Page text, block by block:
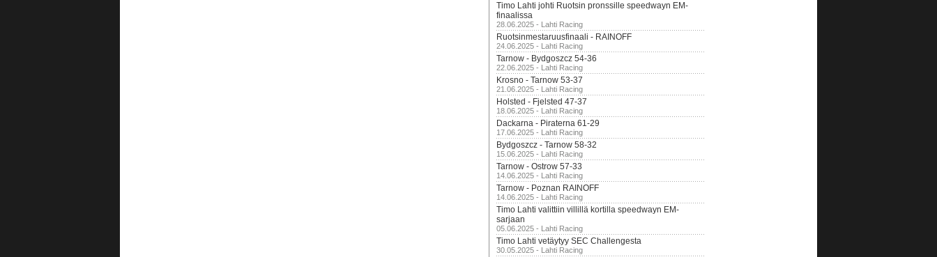
Timo Lahti johti Ruotsin pronssille speedwayn EM-
finaalissa
28.06.2025 - Lahti Racing
Ruotsinmestaruusfinaali - RAINOFF
24.06.2025 - Lahti Racing
Tarnow - Bydgoszcz 54-36
22.06.2025 - Lahti Racing
Krosno - Tarnow 53-37
21.06.2025 - Lahti Racing
Holsted - Fjelsted 47-37
18.06.2025 - Lahti Racing
Dackarna - Piraterna 61-29
17.06.2025 - Lahti Racing
Bydgoszcz - Tarnow 58-32
15.06.2025 - Lahti Racing
Tarnow - Ostrow 57-33
14.06.2025 - Lahti Racing
Tarnow - Poznan RAINOFF
14.06.2025 - Lahti Racing
Timo Lahti valittiin villillä kortilla speedwayn EM-
sarjaan
05.06.2025 - Lahti Racing
Timo Lahti vetäytyy SEC Challengesta
30.05.2025 - Lahti Racing